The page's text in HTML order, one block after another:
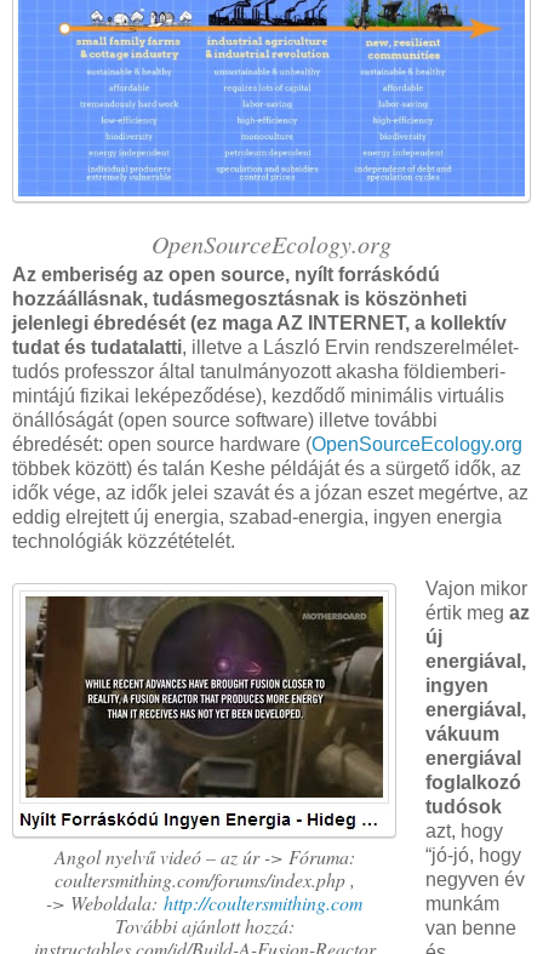
OpenSourceEcology.org
Az emberiség az open source, nyílt forráskódú
hozzáállásnak, tudásmegosztásnak is köszönheti
jelenlegi ébredését (ez maga AZ INTERNET, a kollektív
tudat és tudatalatti, illetve a László Ervin rendszerelmélet-
tudós professzor által tanulmányozott akasha földiemberi-
mintájú fizikai leképeződése), kezdődő minimális virtuális
önállóságát (open source software) illetve további
ébredését: open source hardware (OpenSourceEcology.org
többek között) és talán Keshe példáját és a sürgető idők, az
idők vége, az idők jelei szavát és a józan eszet megértve, az
eddig elrejtett új energia, szabad-energia, ingyen energia
technológiák közzétételét.
Angol nyelvű videó – az úr -> Fóruma:
coultersmithing.com/forums/index.php ,
-> Weboldala: http://coultersmithing.com
További ajánlott hozzá:
instructables.com/id/Build-A-Fusion-Reactor
Vajon mikor
értik meg az
új
energiával,
ingyen
energiával,
vákuum
energiával
foglalkozó
tudósok
azt, hogy
“jó-jó, hogy
negyven év
munkám
van benne